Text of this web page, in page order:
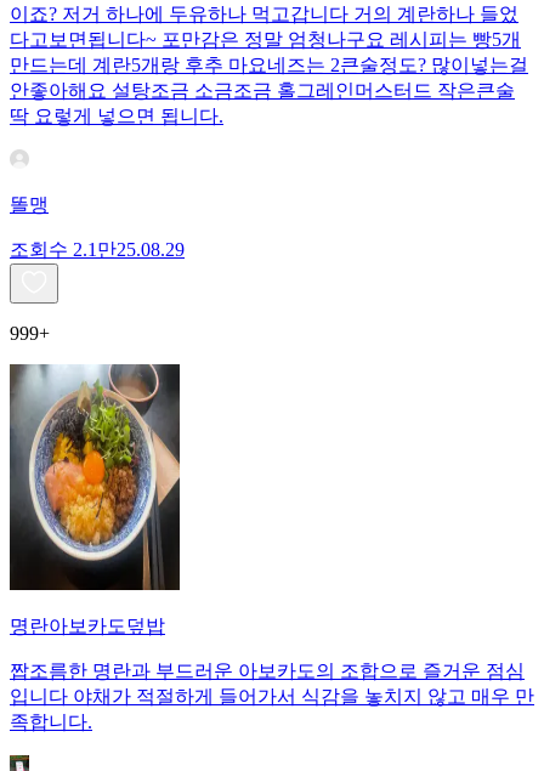
이죠? 저거 하나에 두유하나 먹고갑니다 거의 계란하나 들었
다고보면됩니다~ 포만감은 정말 엄청나구요 레시피는 빵5개
만드는데 계란5개랑 후추 마요네즈는 2큰술정도? 많이넣는걸
안좋아해요 설탕조금 소금조금 홀그레인머스터드 작은큰술
딱 요렇게 넣으면 됩니다.
똘맹
조회수 2.1만25.08.29
999+
명란아보카도덮밥
짭조름한 명란과 부드러운 아보카도의 조합으로 즐거운 점심
입니다 야채가 적절하게 들어가서 식감을 놓치지 않고 매우 만
족합니다.